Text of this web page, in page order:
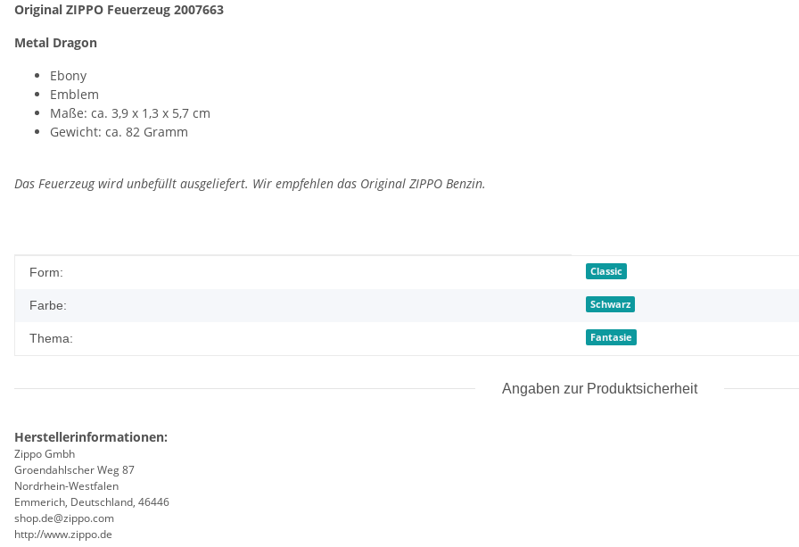
Original ZIPPO Feuerzeug 2007663
Metal Dragon
Ebony
Emblem
Maße: ca. 3,9 x 1,3 x 5,7 cm
Gewicht: ca. 82 Gramm
Das Feuerzeug wird unbefüllt ausgeliefert. Wir empfehlen das Original ZIPPO Benzin.
Produkteigenschaft
Wert
Form: Classic
Farbe: Schwarz
Thema: Fantasie
Angaben zur Produktsicherheit
Herstellerinformationen:
Zippo Gmbh
Groendahlscher Weg 87
Nordrhein-Westfalen
Emmerich, Deutschland, 46446
shop.de@zippo.com
http://www.zippo.de